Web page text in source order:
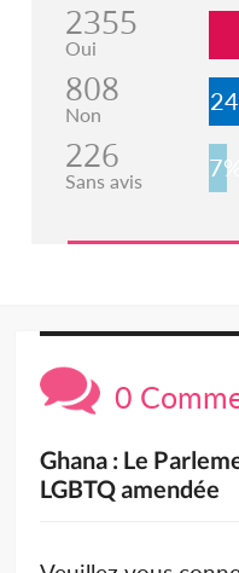
2355
Oui
808
Non
226
Sans avis 7%
0
Ghana : Le
LGBTQ amendée